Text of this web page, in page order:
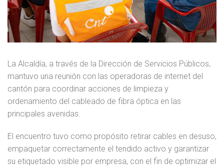
La Alcaldía, a través de la Dirección de Servicios Públicos,
mantuvo una reunión con las operadoras de internet del
cantón para coordinar acciones de limpieza y
ordenamiento del cableado de fibra óptica en las
principales avenidas.
El encuentro tuvo como propósito retirar cables en desuso,
empaquetar correctamente el tendido activo y garantizar
su etiquetado visible por empresa, con el fin de optimizar el